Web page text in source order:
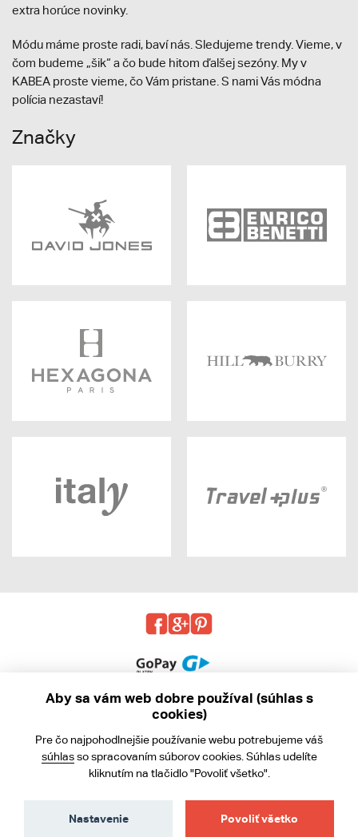
extra horúce novinky.
Módu máme proste radi, baví nás. Sledujeme trendy. Vieme, v
čom budeme „šik“ a čo bude hitom ďalšej sezóny. My v
KABEA proste vieme, čo Vám pristane. S nami Vás módna
polícia nezastaví!
Značky
Obchodné podmienky
Ochrana osobných údajov
Aby sa vám web dobre používal (súhlas s
cookies)
Pre čo najpohodlnejšie používanie webu potrebujeme váš
súhlasso spracovaním súborov cookies. Súhlas udelíte
kliknutím na tlačidlo "Povoliť všetko".
Povoliť všetko
Nastavenie